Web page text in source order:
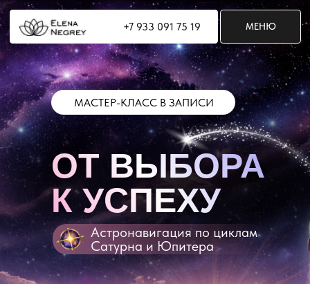
ОТ ВЫБОРА
К УСПЕХУ
Астронавигация по циклам
Сатурна и Юпитера
МАСТЕР-КЛАСС В ЗАПИСИ